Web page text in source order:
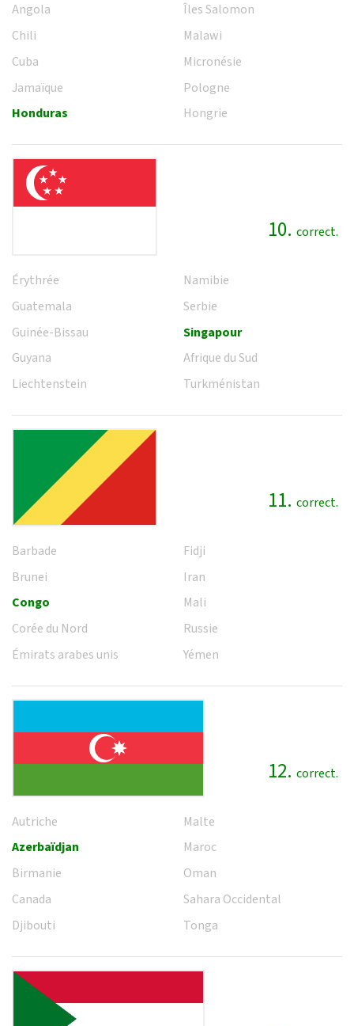
Angola
Chili
Cuba
Jamaïque
Honduras
Îles Salomon
Malawi
Micronésie
Pologne
Hongrie
10. correct.
Érythrée
Guatemala
Guinée-Bissau
Guyana
Liechtenstein
Namibie
Serbie
Singapour
Afrique du Sud
Turkménistan
11. correct.
Barbade
Brunei
Congo
Corée du Nord
Émirats arabes unis
Fidji
Iran
Mali
Russie
Yémen
12. correct.
Autriche
Azerbaïdjan
Birmanie
Canada
Djibouti
Malte
Maroc
Oman
Sahara Occidental
Tonga